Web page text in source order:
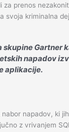
za prenos
svoja kriminalna
skupine Gartner
napadov
aplikacije.
nabor napadov, ki
z vrivanjem